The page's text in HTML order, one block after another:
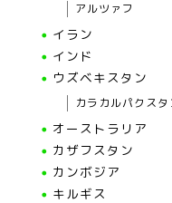
アルツァフ
イラン
インド
ウズベキスタン
カラカルパクスタ
オーストラリア
カザフスタン
カンボジア
キルギス